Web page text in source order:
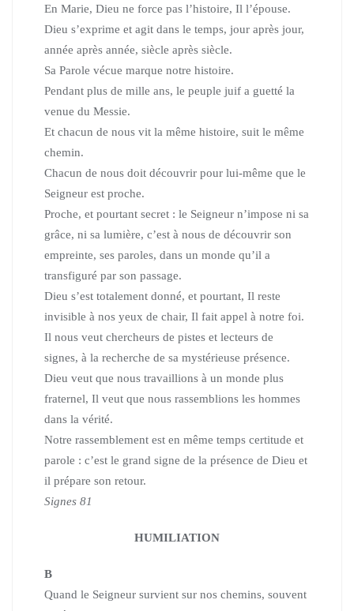
En Marie, Dieu ne force pas l’histoire, Il l’épouse.
Dieu s’exprime et agit dans le temps, jour après jour,
année après année, siècle après siècle.
Sa Parole vécue marque notre histoire.
Pendant plus de mille ans, le peuple juif a guetté la
venue du Messie.
Et chacun de nous vit la même histoire, suit le même
chemin.
Chacun de nous doit découvrir pour lui-même que le
Seigneur est proche.
Proche, et pourtant secret : le Seigneur n’impose ni sa
grâce, ni sa lumière, c’est à nous de découvrir son
empreinte, ses paroles, dans un monde qu’il a
transfiguré par son passage.
Dieu s’est totalement donné, et pourtant, Il reste
invisible à nos yeux de chair, Il fait appel à notre foi.
Il nous veut chercheurs de pistes et lecteurs de
signes, à la recherche de sa mystérieuse présence.
Dieu veut que nous travaillions à un monde plus
fraternel, Il veut que nous rassemblions les hommes
dans la vérité.
Notre rassemblement est en même temps certitude et
parole : c’est le grand signe de la présence de Dieu et
il prépare son retour.
Signes 81
HUMILIATION
B
Quand le Seigneur survient sur nos chemins, souvent